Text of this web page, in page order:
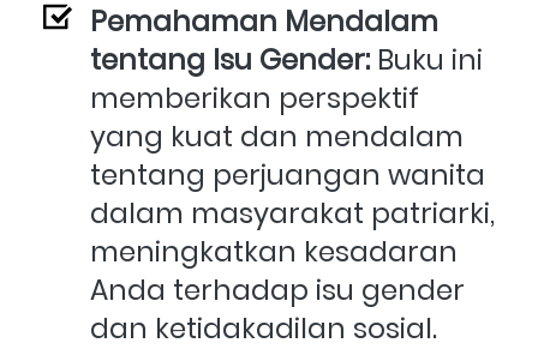
Pemahaman Mendalam
tentang Isu Gender: Buku ini
memberikan perspektif
yang kuat dan mendalam
tentang perjuangan wanita
dalam masyarakat patriarki,
meningkatkan kesadaran
Anda terhadap isu gender
dan ketidakadilan sosial.